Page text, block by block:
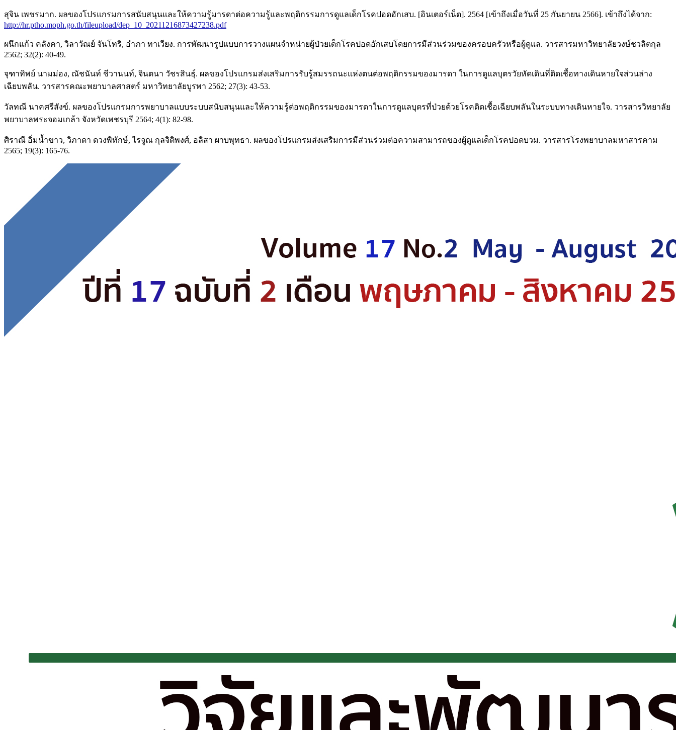
สุจิน เพชรมาก. ผลของโปรแกรมการสนับสนุนและให้ความรู้มารดาต่อความรู้และพฤติกรรมการดูแลเด็กโรคปอดอักเสบ. [อินเตอร์เน็ต]. 2564 [เข้าถึงเมื่อวันที่ 25 กันยายน 2566]. เข้าถึงได้จาก:
http://hr.ptho.moph.go.th/fileupload/dep_10_20211216873427238.pdf
ผนึกแก้ว คลังคา, วิลาวัณย์ จันโทริ, อำภา ทาเวียง. การพัฒนารูปแบบการวางแผนจำหน่ายผู้ป่วยเด็กโรคปอดอักเสบโดยการมีส่วนร่วมของครอบครัวหรือผู้ดูแล. วารสารมหาวิทยาลัยวงษ์ชวลิตกุล
2562; 32(2): 40-49.
จุฑาทิพย์ นามม่อง, ณัชนันท์ ชีวานนท์, จินตนา วัชรสินธุ์. ผลของโปรแกรมส่งเสริมการรับรู้สมรรถนะแห่งตนต่อพฤติกรรมของมารดา ในการดูแลบุตรวัยหัดเดินที่ติดเชื้อทางเดินหายใจส่วนล่าง
เฉียบพลัน. วารสารคณะพยาบาลศาสตร์ มหาวิทยาลัยบูรพา 2562; 27(3): 43-53.
วัลทณี นาคศรีสังข์. ผลของโปรแกรมการพยาบาลแบบระบบสนับสนุนและให้ความรู้ต่อพฤติกรรมของมารดาในการดูแลบุตรที่ป่วยด้วยโรคติดเชื้อเฉียบพลันในระบบทางเดินหายใจ. วารสารวิทยาลัย
พยาบาลพระจอมเกล้า จังหวัดเพชรบุรี 2564; 4(1): 82-98.
ศิราณี อิ่มน้ำขาว, วิภาดา ดวงพิทักษ์, ไรจูณ กุลจิติพงศ์, อลิสา ผาบพุทธา. ผลของโปรแกรมส่งเสริมการมีส่วนร่วมต่อความสามารถของผู้ดูแลเด็กโรคปอดบวม. วารสารโรงพยาบาลมหาสารคาม
2565; 19(3): 165-76.